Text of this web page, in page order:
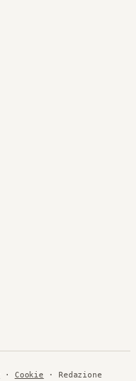
· Cookie · Redazione